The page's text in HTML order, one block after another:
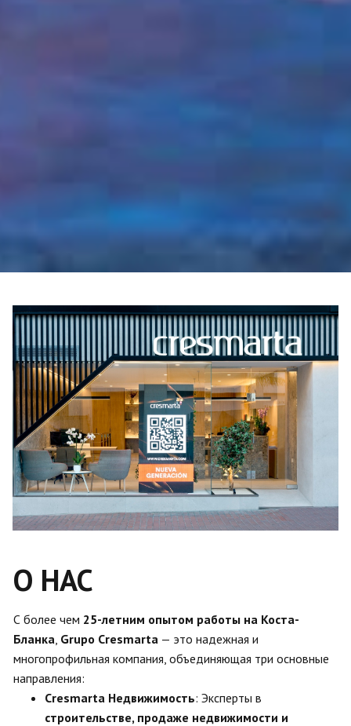
О НАС
С более чем 25-летним опытом работы на Коста-
Бланка Grupo Cresmarta — это надежная и
многопрофильная компания, объединяющая три основные
направления:
Cresmarta Недвижимость: Эксперты в
строительстве, продаже недвижимости и